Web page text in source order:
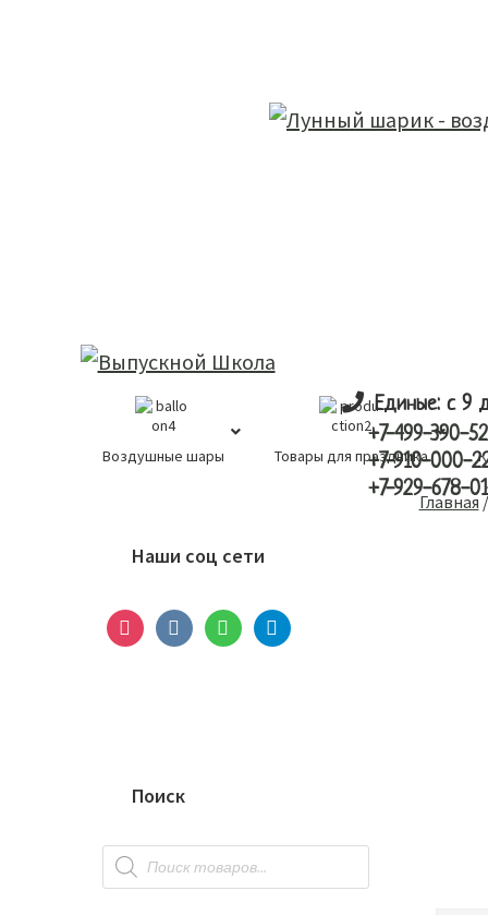
Единые: с 9
+7-499-390-
+7-910-000-
+7-929-678-
Воздушные шары Товары для праздника
Главная/
сайдбар
Наши соц сети
instagramvkontaktewhatsapptelegram
Поиск
Поиск
товаров